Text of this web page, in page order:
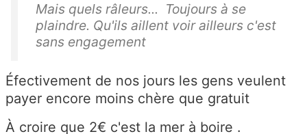
Mais quels râleurs... Toujours à se
plaindre. Qu'ils aillent voir ailleurs c'est
sans engagement
Éfectivement de nos jours les gens veulent
payer encore moins chère que gratuit
À croire que 2€ c'est la mer à boire .